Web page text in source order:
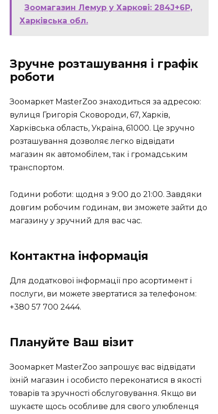
Зоомагазин Лемур у Харкові: 284J+6P,
Харківська обл.
Зручне розташування і графік
роботи
Зоомаркет MasterZoo знаходиться за адресою:
вулиця Григорія Сковороди, 67, Харків,
Харківська область, Україна, 61000. Це зручно
розташування дозволяє легко відвідати
магазин як автомобілем, так і громадським
транспортом.
Години роботи: щодня з 9:00 до 21:00. Завдяки
довгим робочим годинам, ви зможете зайти до
магазину у зручний для вас час.
Контактна інформація
Для додаткової інформації про асортимент і
послуги, ви можете звертатися за телефоном:
+380 57 700 2444.
Плануйте Ваш візит
Зоомаркет MasterZoo запрошує вас відвідати
їхній магазин і особисто переконатися в якості
товарів та зручності обслуговування. Якщо ви
шукаєте щось особливе для свого улюбленця